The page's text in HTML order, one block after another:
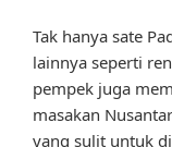
Tak hanya sate
lainnya seperti
pempek juga
masakan
yang sulit untuk